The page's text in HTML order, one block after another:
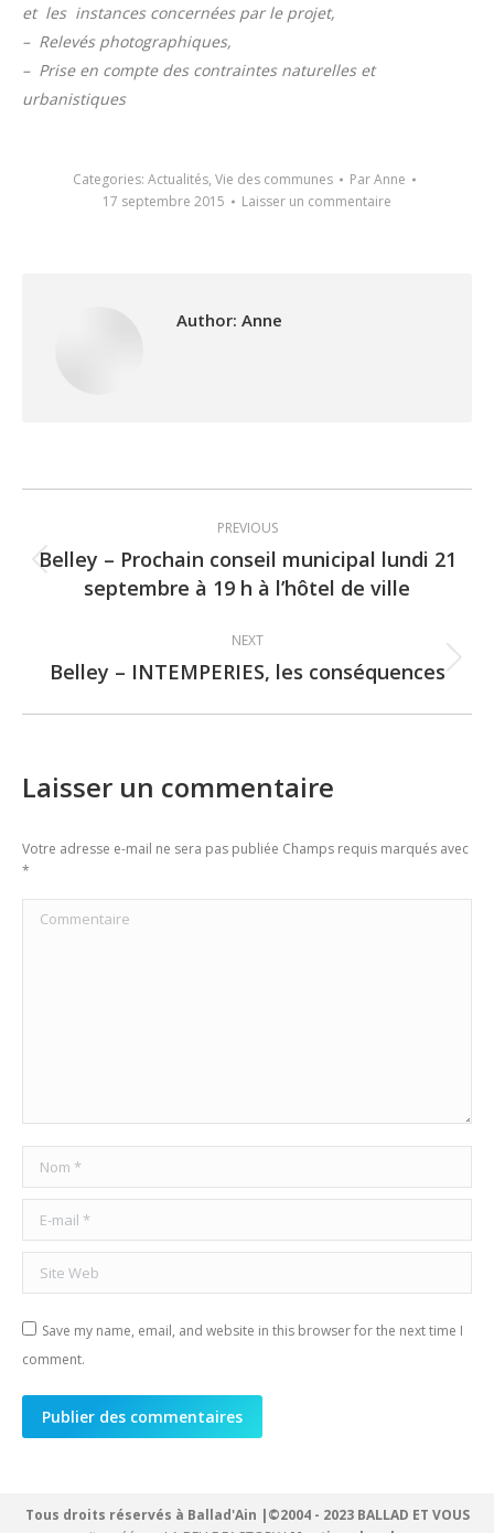
et les instances concernées par le projet,
– Relevés photographiques,
– Prise en compte des contraintes naturelles et
urbanistiques
Categories: Actualités, Vie des communes ParAnne
17 septembre 2015
Laisser un commentaire
Author: Anne
navigation
PREVIOUS
Previous
post:
Belley – Prochain conseil municipal lundi 21
septembre à 19 h à l’hôtel de ville
NEXT
Next
Belley – INTEMPERIES, les conséquences
Laisser un commentaire
Votre adresse e-mail ne sera pas publiée Champs requis marqués avec
*
Commentaire
Nom *
E-mail *
Site Web
Save my name, email, and website in this browser for the next time I
comment.
Publier des commentaires
Tous droits réservés à Ballad'Ain |©2004 - 2023 BALLAD ET VOUS